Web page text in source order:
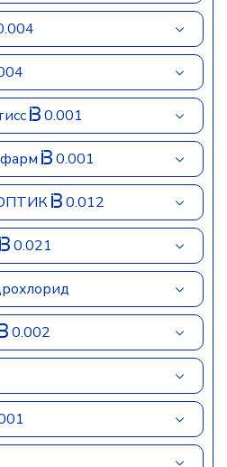
0.001
0.001
0.012
0.021
0.002